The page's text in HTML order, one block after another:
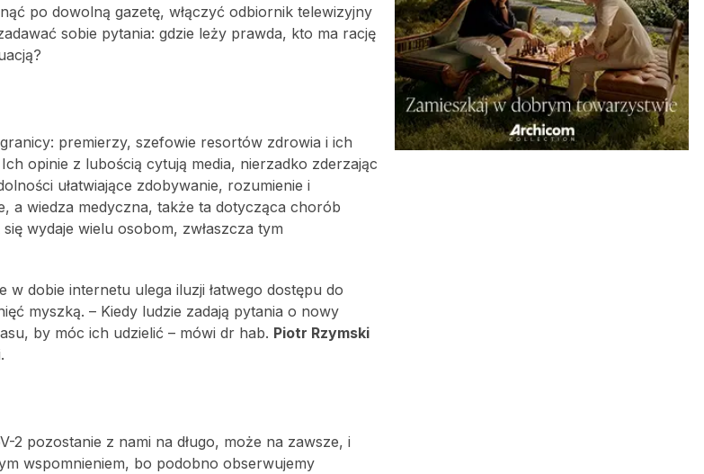
po dowolną gazetę, włączyć odbiornik telewizyjny
sobie pytania: gdzie leży prawda, kto ma rację
premierzy, szefowie resortów zdrowia i ich
opinie z lubością cytują media, nierzadko zderzając
ułatwiające zdobywanie, rozumienie i
a wiedza medyczna, także ta dotycząca chorób
wydaje wielu osobom, zwłaszcza tym
w dobie internetu ulega iluzji łatwego dostępu do
myszką. – Kiedy ludzie zadają pytania o nowy
by móc ich udzielić – mówi dr hab. Piotr Rzymski
2 pozostanie z nami na długo, może na zawsze, i
wspomnieniem, bo podobno obserwujemy